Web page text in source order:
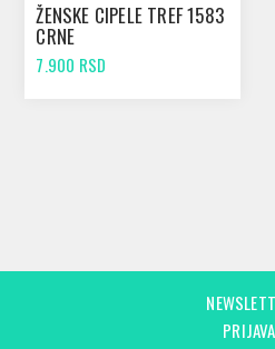
ŽENSKE CIPELE TREF 1583
CRNE
7.900 RSD
PRIJAVA